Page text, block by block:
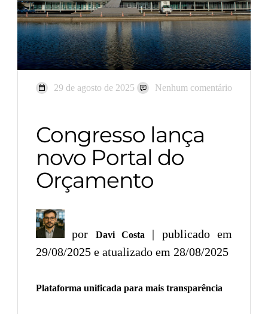
29 de agosto de 2025 Nenhum comentário
Congresso lança
novo Portal do
Orçamento
por Davi Costa
| publicado em
29/08/2025 e atualizado em 28/08/2025
Plataforma unificada para mais transparência